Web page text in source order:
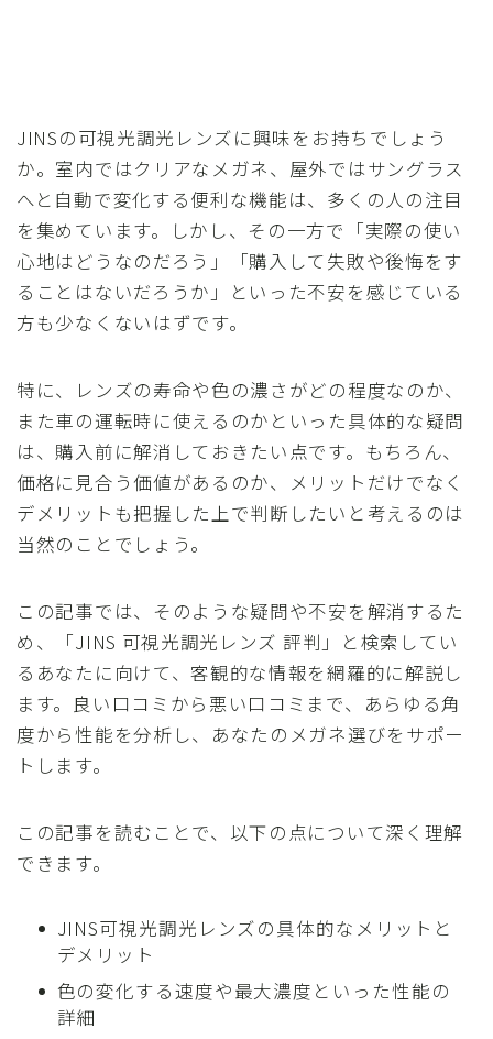
JINSの可視光調光レンズに興味をお持ちでしょう
か。室内ではクリアなメガネ、屋外ではサングラス
へと自動で変化する便利な機能は、多くの人の注目
を集めています。しかし、その一方で「実際の使い
心地はどうなのだろう」「購入して失敗や後悔をす
ることはないだろうか」といった不安を感じている
方も少なくないはずです。
特に、レンズの寿命や色の濃さがどの程度なのか、
また車の運転時に使えるのかといった具体的な疑問
は、購入前に解消しておきたい点です。もちろん、
価格に見合う価値があるのか、メリットだけでなく
デメリットも把握した上で判断したいと考えるのは
当然のことでしょう。
この記事では、そのような疑問や不安を解消するた
め、「JINS 可視光調光レンズ 評判」と検索してい
るあなたに向けて、客観的な情報を網羅的に解説し
ます。良い口コミから悪い口コミまで、あらゆる角
度から性能を分析し、あなたのメガネ選びをサポー
トします。
この記事を読むことで、以下の点について深く理解
できます。
JINS可視光調光レンズの具体的なメリットと
デメリット
色の変化する速度や最大濃度といった性能の
詳細